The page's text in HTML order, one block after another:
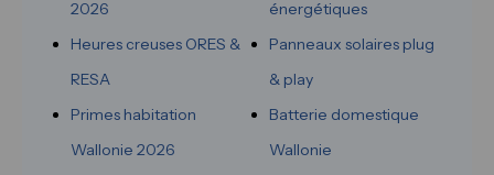
2026
Heures creuses ORES &
RESA
Primes habitation
Wallonie 2026
énergétiques
Panneaux solaires plug
& play
Batterie domestique
Wallonie